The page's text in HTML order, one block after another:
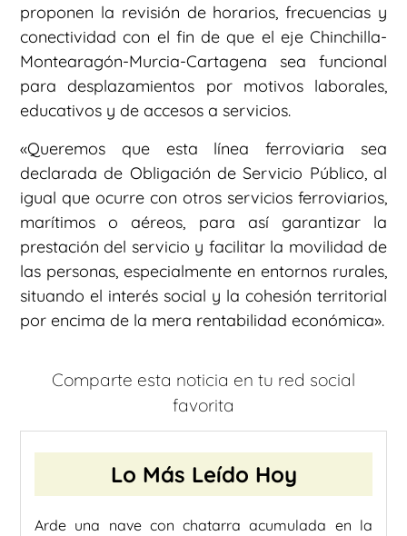
proponen la revisión de horarios, frecuencias y
conectividad con el fin de que el eje Chinchilla-
Montearagón-Murcia-Cartagena sea funcional
para desplazamientos por motivos laborales,
educativos y de accesos a servicios.
«Queremos que esta línea ferroviaria sea
declarada de Obligación de Servicio Público, al
igual que ocurre con otros servicios ferroviarios,
marítimos o aéreos, para así garantizar la
prestación del servicio y facilitar la movilidad de
las personas, especialmente en entornos rurales,
situando el interés social y la cohesión territorial
por encima de la mera rentabilidad económica».
Comparte esta noticia en tu red social
favorita
Lo Más Leído Hoy
Arde una nave con chatarra acumulada en la